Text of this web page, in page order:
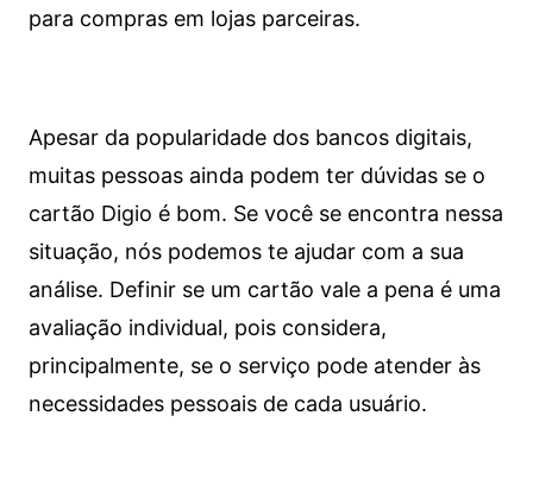
para compras em lojas parceiras.
Apesar da popularidade dos bancos digitais,
muitas pessoas ainda podem ter dúvidas se o
cartão Digio é bom. Se você se encontra nessa
situação, nós podemos te ajudar com a sua
análise. Definir se um cartão vale a pena é uma
avaliação individual, pois considera,
principalmente, se o serviço pode atender às
necessidades pessoais de cada usuário.